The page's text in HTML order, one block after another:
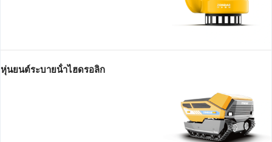
หุ่นยนต์ระบายน้ําไฮดรอลิก